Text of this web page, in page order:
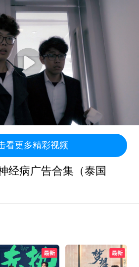
看更多精彩视频
经病广告合集（泰国